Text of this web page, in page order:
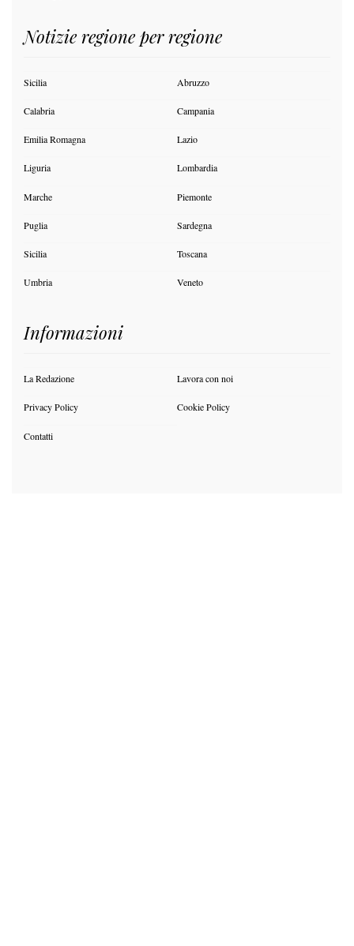
Notizie regione per regione
Sicilia Abruzzo
Calabria Campania
Emilia Romagna Lazio
Liguria Lombardia
Marche Piemonte
Puglia Sardegna
Sicilia Toscana
Umbria Veneto
Informazioni
La Redazione Lavora con noi
Privacy Policy Cookie Policy
Contatti